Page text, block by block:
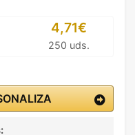
4,71€
250 uds.